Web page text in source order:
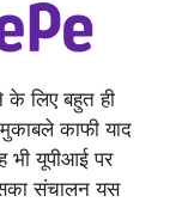
लिए बहुत ही
काफी याद
भी यूपीआई पर
संचालन यस